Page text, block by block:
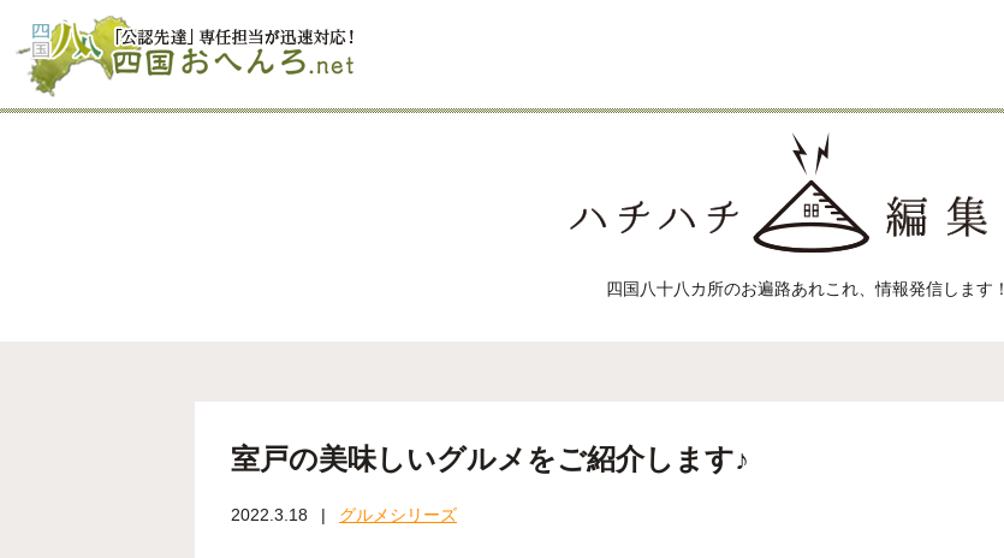
四国八十八カ所のお遍路あれこれ、情報発信します！
室戸の美味しいグルメをご紹介します♪
2022.3.18 グルメシリーズ